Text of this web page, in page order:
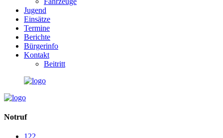
Jugend
Einsätze
Termine
Berichte
Bürgerinfo
Kontakt
Beitritt
Notruf